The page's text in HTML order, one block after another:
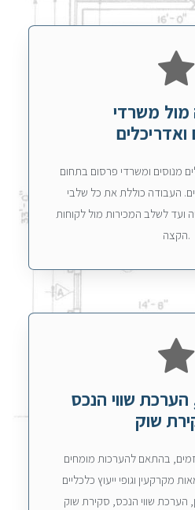
מול משרדי
מנוסים ומשרדי פרסום בתחום
העבודה כוללת את כל שלבי
ועד לשלב המכירות מול לקוחות
הקצה.
הערכת שווי הנכס
שוק
בהתאם להערכות מומחים
מקרקעין וגופי ייעוץ כלכליים
הערכת שווי הנכס, סקירת שוק